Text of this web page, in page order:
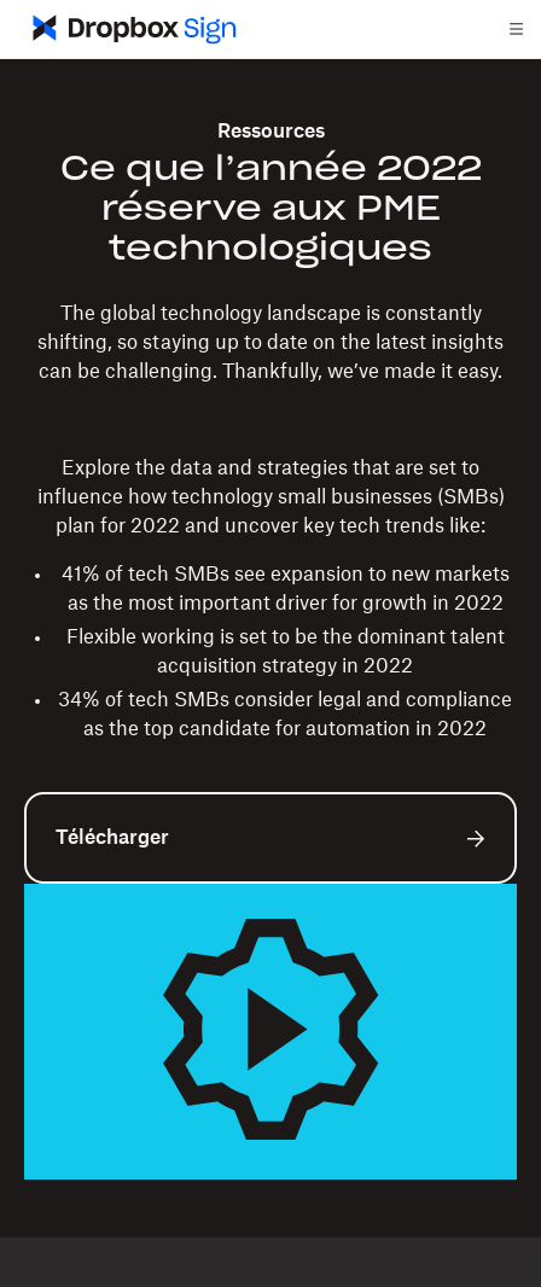
Ressources
Ce que l’année 2022
réserve aux PME
technologiques
The global technology landscape is constantly
shifting, so staying up to date on the latest insights
can be challenging. Thankfully, we’ve made it easy.
Explore the data and strategies that are set to
influence how technology small businesses (SMBs)
plan for 2022 and uncover key tech trends like:
41% of tech SMBs see expansion to new markets
as the most important driver for growth in 2022
Flexible working is set to be the dominant talent
acquisition strategy in 2022
34% of tech SMBs consider legal and compliance
as the top candidate for automation in 2022
Télécharger